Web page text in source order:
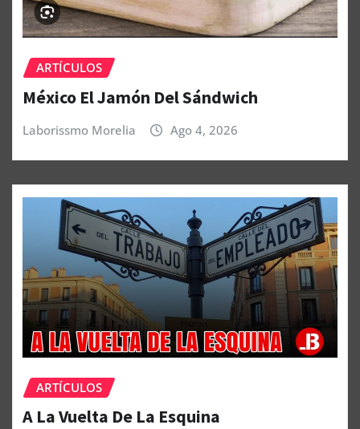
ARTÍCULOS
México El Jamón Del Sándwich
Laborissmo Morelia Ago 4, 2026
ARTÍCULOS
A La Vuelta De La Esquina